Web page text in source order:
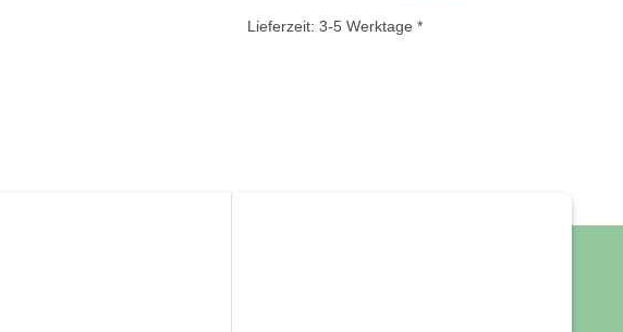
Lieferzeit:3-5 Werktage *